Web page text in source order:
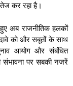
तेज कर रहा है।
अब राजनीतिक हलकों
को और सबूतों के साथ
आयोग और संबंधित
संभावना पर सबकी नजरें